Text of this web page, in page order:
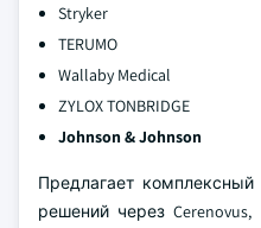
Stryker
TERUMO
Wallaby Medical
ZYLOX TONBRIDGE
Johnson & Johnson
Предлагает
решений через